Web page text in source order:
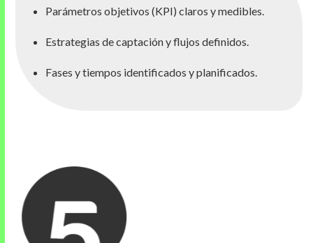
Parámetros objetivos (KPI) claros y medibles.
Estrategias de captación y flujos definidos.
Fases y tiempos identificados y planificados.